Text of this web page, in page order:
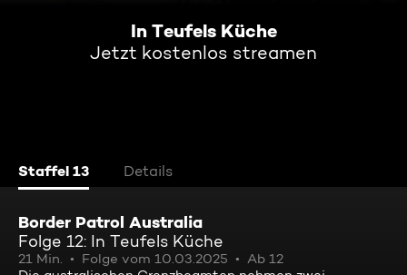
In Teufels Küche
Jetzt kostenlos streamen
Staffel 13 Details
Border Patrol Australia
Folge 12: In Teufels Küche
21 Min. Folge vom 10.03.2025
Ab 12